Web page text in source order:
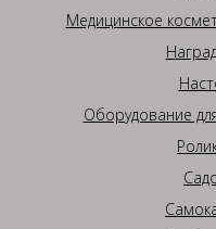
Медицинское
Оборудование